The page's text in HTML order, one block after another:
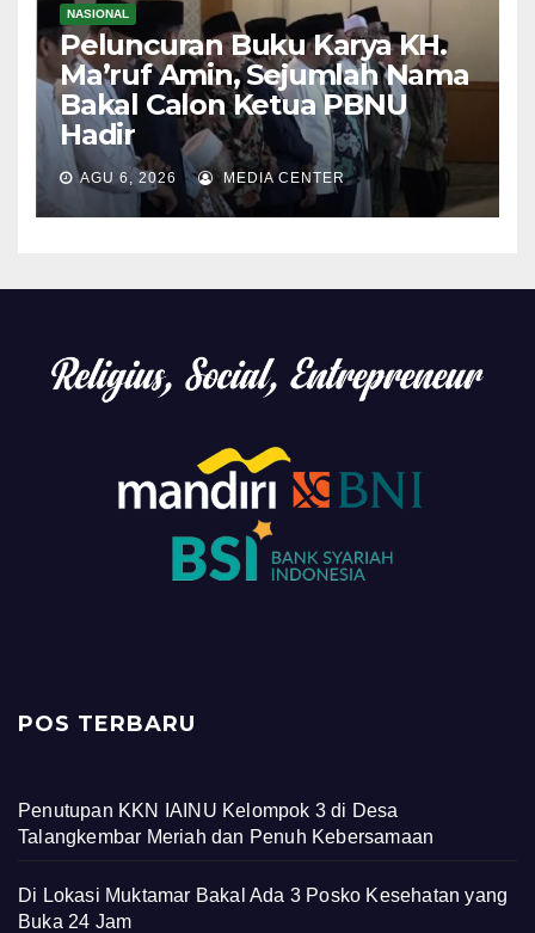
NASIONAL
Peluncuran Buku Karya KH.
Ma’ruf Amin, Sejumlah Nama
Bakal Calon Ketua PBNU
Hadir
AGU 6, 2026 MEDIA CENTER
POS TERBARU
Penutupan KKN IAINU Kelompok 3 di Desa
Talangkembar Meriah dan Penuh Kebersamaan
Di Lokasi Muktamar Bakal Ada 3 Posko Kesehatan yang
Buka 24 Jam